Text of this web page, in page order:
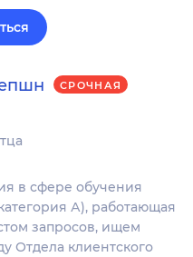
СРОЧНАЯ
в сфере обучения
А), работающая
запросов, ищем
Отдела клиентского